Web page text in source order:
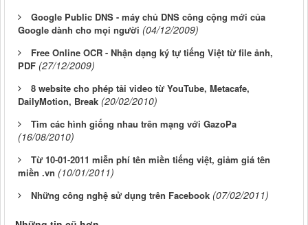
Google Public DNS - máy chủ DNS công cộng mới của
Google dành cho mọi người (04/12/2009)
Free Online OCR - Nhận dạng ký tự tiếng Việt từ file ảnh,
PDF (27/12/2009)
8 website cho phép tải video từ YouTube, Metacafe,
DailyMotion, Break (20/02/2010)
Tìm các hình giống nhau trên mạng với GazoPa
(16/08/2010)
Từ 10-01-2011 miễn phí tên miền tiếng việt, giảm giá tên
miền .vn (10/01/2011)
Những công nghệ sử dụng trên Facebook (07/02/2011)